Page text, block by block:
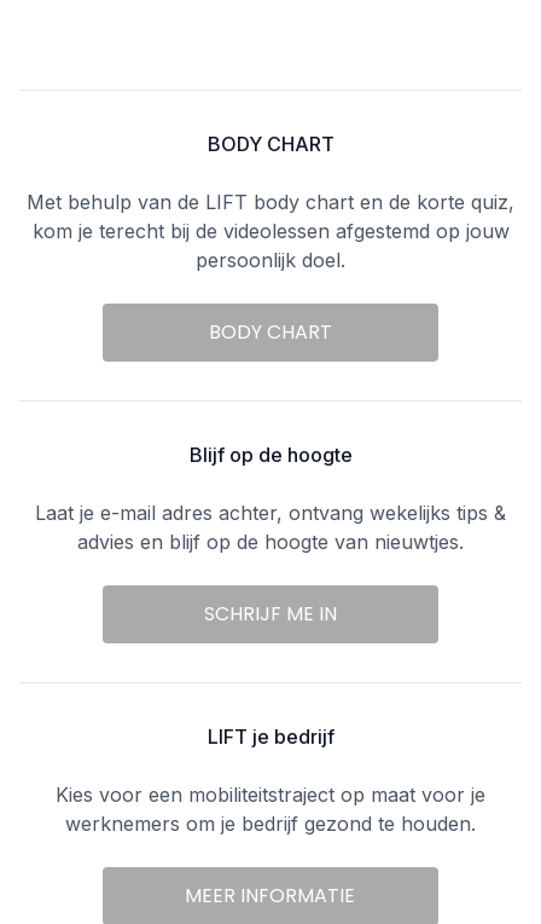
BODY CHART
Met behulp van de LIFT body chart en de korte quiz,
kom je terecht bij de videolessen afgestemd op jouw
persoonlijk doel.
BODY CHART
Blijf op de hoogte
Laat je e-mail adres achter, ontvang wekelijks tips &
advies en blijf op de hoogte van nieuwtjes.
SCHRIJF ME IN
LIFT je bedrijf
Kies voor een mobiliteitstraject op maat voor je
werknemers om je bedrijf gezond te houden.
MEER INFORMATIE